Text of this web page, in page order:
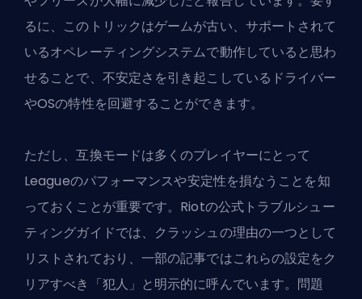
るに、このトリックはゲームが古い、サポートされて
いるオペレーティングシステムで動作していると思わ
せることで、不安定さを引き起こしているドライバー
やOSの特性を回避することができます。
ただし、互換モードは多くのプレイヤーにとって
Leagueのパフォーマンスや安定性を損なうことを知
っておくことが重要です。Riotの公式トラブルシュー
ティングガイドでは、クラッシュの理由の一つとして
リストされており、一部の記事ではこれらの設定をク
リアすべき「犯人」と明示的に呼んでいます。問題